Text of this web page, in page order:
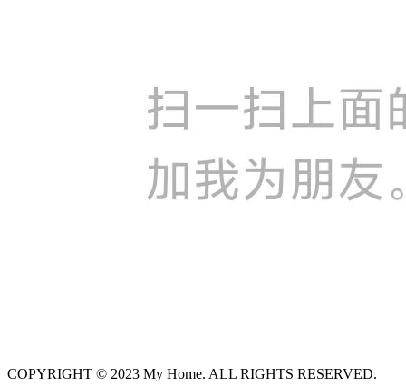
COPYRIGHT © 2023 My Home. ALL RIGHTS RESERVED.